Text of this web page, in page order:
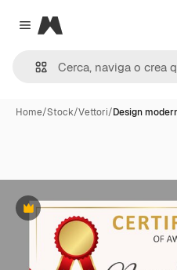
Close menu
Magnific
Home/Stock/Vettori/Design
Premium